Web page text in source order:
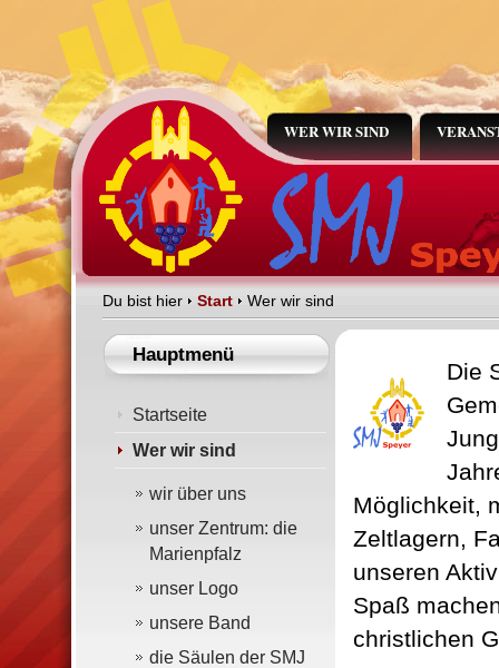
WER WIR SIND
Du bist hier Start Wer wir sind
Die
Möglichkeit,
Zeltlagern,
unseren
Spaß
christlichen
Hauptmenü
Startseite
Wer wir sind
wir über uns
unser Zentrum: die
Marienpfalz
unser Logo
unsere Band
die Säulen der SMJ